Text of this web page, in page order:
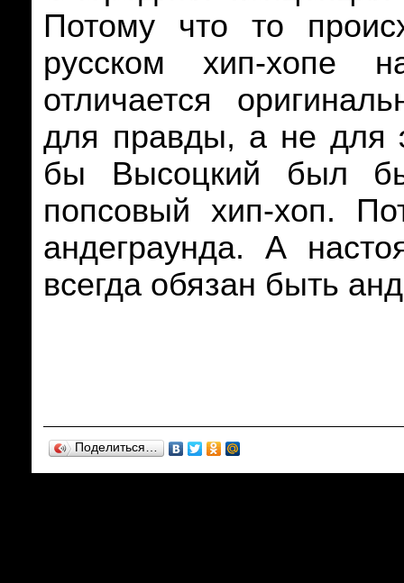
Потому что то
русском хип-хопе
отличается
для правды, а не для
бы Высоцкий был
попсовый хип-хоп.
андеграунда. А
всегда обязан быть
Поделиться…